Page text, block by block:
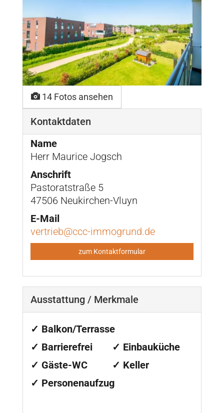
14 Fotos ansehen
Kontaktdaten
Name
Herr Maurice Jogsch
Anschrift
Pastoratstraße 5
47506 Neukirchen-Vluyn
E-Mail
vertrieb@ccc-immogrund.de
zum Kontaktformular
Ausstattung / Merkmale
✓ Balkon/Terrasse
✓ Barrierefrei
✓ Einbauküche
✓ Gäste-WC
✓ Keller
✓ Personenaufzug